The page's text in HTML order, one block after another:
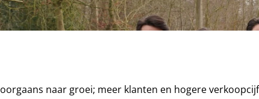
naar groei; meer klanten en hogere